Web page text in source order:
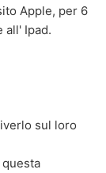
Apple, per 6
all' Ipad.
sul loro